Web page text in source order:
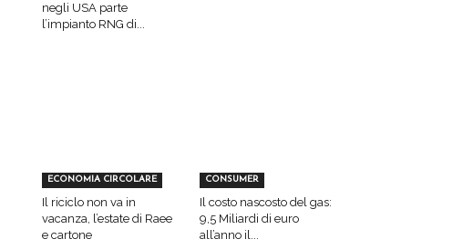
negli USA parte
l’impianto RNG di...
ECONOMIA CIRCOLARE
Il riciclo non va in
vacanza, l’estate di Raee
e cartone
CONSUMER
Il costo nascosto del gas:
9,5 Miliardi di euro
all’anno il...